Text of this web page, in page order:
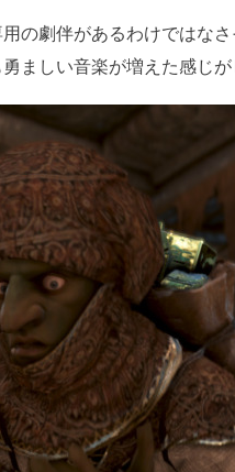
の劇伴があるわけではな
ましい音楽が増えた感じが